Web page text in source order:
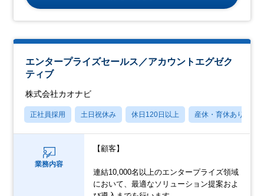
エンタープライズセールス／アカウントエグゼク
ティブ
株式会社カオナビ
正社員採用 土日祝休み 休日120日以上 産休・育休あり
業務内容
【顧客】
連結10,000名以上のエンタープライズ領域
において、最適なソリューション提案およ